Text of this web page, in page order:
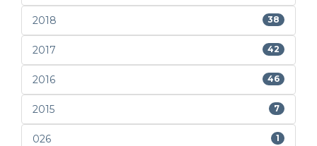
2018 38
2017 42
2016 46
2015 7
026 1